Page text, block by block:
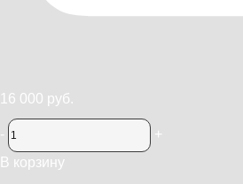
16 000 руб.
-
+
В корзину